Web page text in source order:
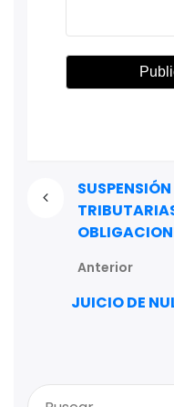
Anterior
JUICIO DE